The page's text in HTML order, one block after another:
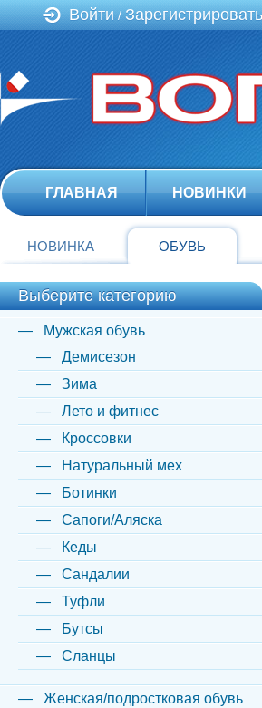
Войти /
ГЛАВНАЯ НОВИНКИ
НОВИНКА ОБУВЬ
Выберите категорию
Мужская обувь
Демисезон
Зима
Лето и фитнес
Кроссовки
Натуральный мех
Ботинки
Сапоги/Аляска
Кеды
Сандалии
Туфли
Бутсы
Сланцы
Женская/подростковая обувь